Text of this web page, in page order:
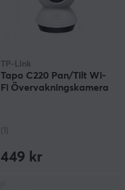
TP-Link
Tapo C220 Pan/Tilt Wi-
Fi Övervakningskamera
(1)
449 kr